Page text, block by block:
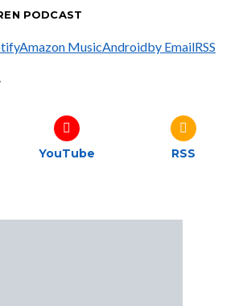
PODCAST
Amazon MusicAndroidby EmailRSS
YouTube RSS